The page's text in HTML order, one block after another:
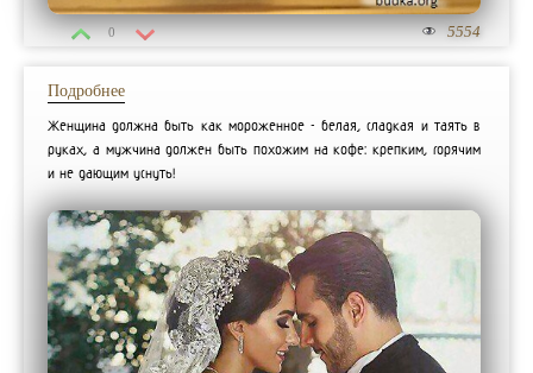
5554
0
Подробнее
Женщина должна быть как мороженное - белая, сладкая и таять в
руках, а мужчина должен быть похожим на кофе: крепким, горячим
и не дающим уснуть!